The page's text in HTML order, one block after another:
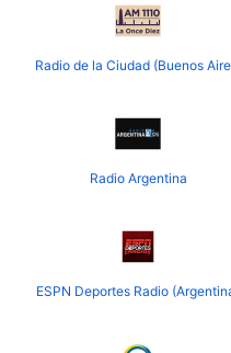
Radio de la Ciudad (Buenos
Radio Argentina
ESPN Deportes Radio